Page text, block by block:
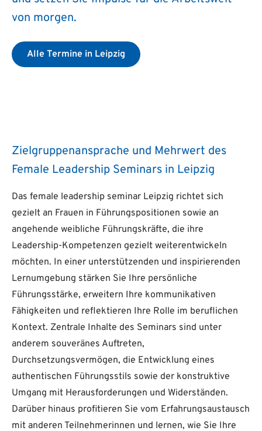
von morgen.
Alle Termine in Leipzig
Zielgruppenansprache und Mehrwert des
Female Leadership Seminars in Leipzig
Das female leadership seminar Leipzig richtet sich
gezielt an Frauen in Führungspositionen sowie an
angehende weibliche Führungskräfte, die ihre
Leadership-Kompetenzen gezielt weiterentwickeln
möchten. In einer unterstützenden und inspirierenden
Lernumgebung stärken Sie Ihre persönliche
Führungsstärke, erweitern Ihre kommunikativen
Fähigkeiten und reflektieren Ihre Rolle im beruflichen
Kontext. Zentrale Inhalte des Seminars sind unter
anderem souveränes Auftreten,
Durchsetzungsvermögen, die Entwicklung eines
authentischen Führungsstils sowie der konstruktive
Umgang mit Herausforderungen und Widerständen.
Darüber hinaus profitieren Sie vom Erfahrungsaustausch
mit anderen Teilnehmerinnen und lernen, wie Sie Ihre